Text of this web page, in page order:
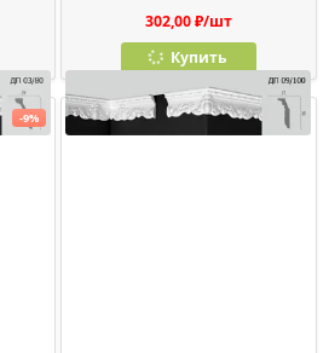
302,00 ₽/шт
Купить
-9%